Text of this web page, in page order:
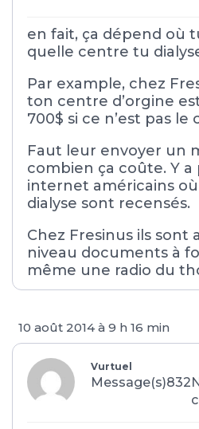
en fait, ça dépend où
quelle centre tu
Par example, chez
ton centre d’orgine
700$ si ce n’est pas le
Faut leur envoyer un
combien ça coûte. Y a
internet américains
dialyse sont recensés.
Chez Fresinus ils sont
niveau documents à
même une radio du
10 août 2014 à 9 h 16 min
Vurtuel
Message(s)832